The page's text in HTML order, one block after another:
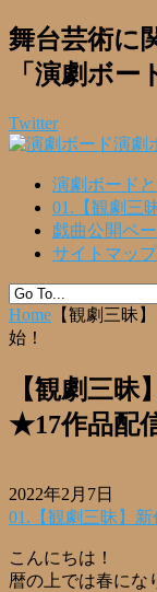
舞台芸術に
「演劇ボー
Twitter
演劇
演劇ボード
01.【観劇三
戯曲公開ペ
サイトマップ
Home 【観劇三昧
始！
【観劇三昧
★17作品配
2022年2月7日
01.【観劇三昧】新
こんにちは！
暦の上では春にな